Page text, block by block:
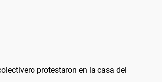
protestaron en la casa del